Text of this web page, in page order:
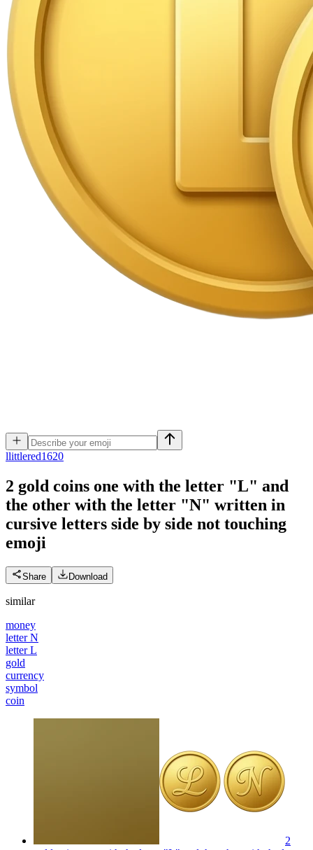
llittlered1620
2 gold coins one with the letter "L" and
the other with the letter "N" written in
cursive letters side by side not touching
emoji
Share Download
similar
money
letter N
letter L
gold
currency
symbol
coin
2